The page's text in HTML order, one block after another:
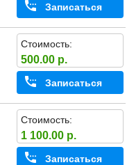
Записаться
Стоимость:
500.00 р.
Записаться
Стоимость:
1 100.00 р.
Записаться